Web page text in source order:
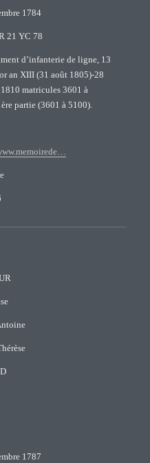
1784
21 YC 78
d’infanterie de ligne, 13
an XIII (31 août 1805)-28
matricules 3601 à
partie (3601 à 5100).
1787